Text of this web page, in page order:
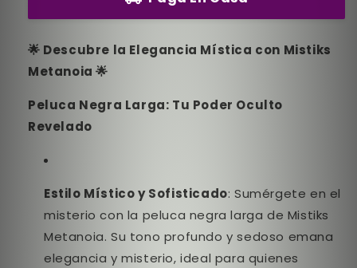
🌟 Descubre la Elegancia Mística con Mistiks
Metanoia 🌟
Peluca Negra Larga: Tu Poder Oculto
Revelado
Estilo Místico y Sofisticado: Sumérgete en el
misterio con la peluca negra larga de Mistiks
Metanoia. Su tono profundo y sedoso emana
elegancia y misterio, ideal para quienes